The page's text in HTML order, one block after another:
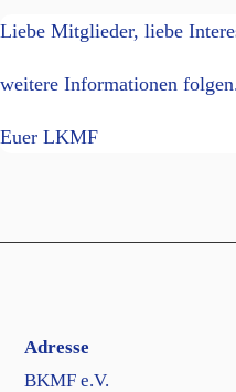
Liebe Mitglieder, liebe
weitere Informationen
Euer LKMF
Adresse
BKMF e.V.